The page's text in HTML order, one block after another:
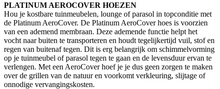
PLATINUM AEROCOVER HOEZEN
Hou je kostbare tuinmeubelen, lounge of parasol in topconditie met
de Platinum AeroCover. De Platinum AeroCover hoes is voorzien
van een ademend membraan. Deze ademende functie helpt het
vocht naar buiten te transporteren en houdt tegelijkertijd vuil, stof en
regen van buitenaf tegen. Dit is erg belangrijk om schimmelvorming
op je tuinmeubel of parasol tegen te gaan en de levensduur ervan te
verlengen. Met een AeroCover hoef je je dus geen zorgen te maken
over de grillen van de natuur en voorkomt verkleuring, slijtage of
onnodige vervangingskosten.